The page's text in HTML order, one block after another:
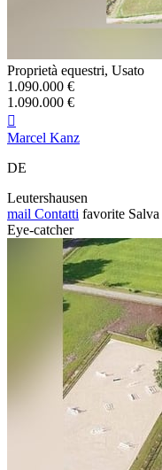
Proprietà equestri, Usato
1.090.000 €
1.090.000 €

Marcel Kanz
DE
Leutershausen
mail Contatti favorite Salva
Eye-catcher